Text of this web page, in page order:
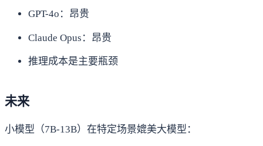
GPT-4o：昂贵
Claude Opus：昂贵
推理成本是主要瓶颈
未来
小模型（7B-13B）在特定场景媲美大模型：